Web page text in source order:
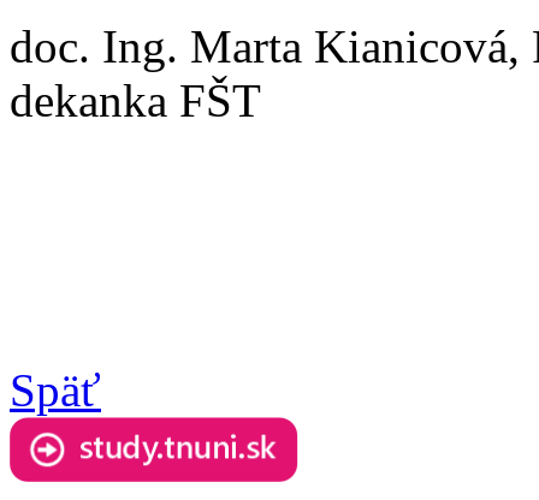
doc. Ing. Marta Kianicová,
dekanka FŠT
Späť